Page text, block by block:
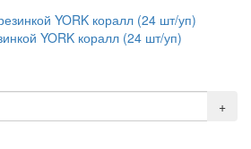
YORK коралл (24 шт/уп)
+